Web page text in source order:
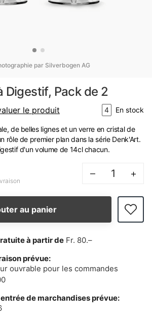
par Silverbogen AG
Digestif, Pack de 2
le produit 4 En stock
de belles lignes et un verre en cristal de
rôle de premier plan dans la série Denk'Art.
d'un volume de 14cl chacun.
– +
au panier
à partir de Fr. 80.–
prévue:
ouvrable pour les commandes
de marchandises prévue: